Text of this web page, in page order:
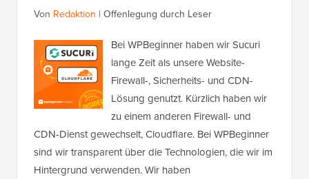
Von Redaktion | Offenlegung durch Leser
Bei WPBeginner haben wir Sucuri
lange Zeit als unsere Website-
Firewall-, Sicherheits- und CDN-
Lösung genutzt. Kürzlich haben wir
zu einem anderen Firewall- und
CDN-Dienst gewechselt, Cloudflare. Bei WPBeginner
sind wir transparent über die Technologien, die wir im
Hintergrund verwenden. Wir haben